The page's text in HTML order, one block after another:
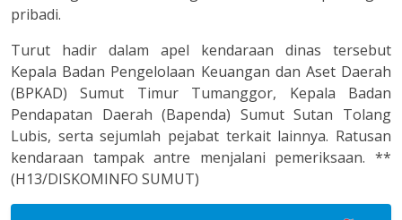
pribadi.
Turut hadir dalam apel kendaraan dinas tersebut
Kepala Badan Pengelolaan Keuangan dan Aset Daerah
(BPKAD) Sumut Timur Tumanggor, Kepala Badan
Pendapatan Daerah (Bapenda) Sumut Sutan Tolang
Lubis, serta sejumlah pejabat terkait lainnya. Ratusan
kendaraan tampak antre menjalani pemeriksaan. **
(H13/DISKOMINFO SUMUT)